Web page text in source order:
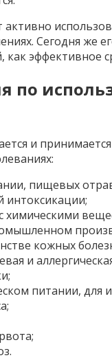
активно
Сегодня же
эффективное
по
и
пищевых
интоксикации;
химическими
кожных
и
питании, для